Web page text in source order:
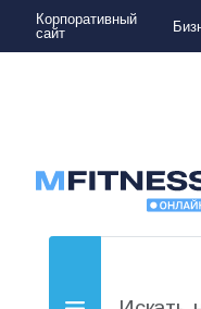
Корпоративный
сайт